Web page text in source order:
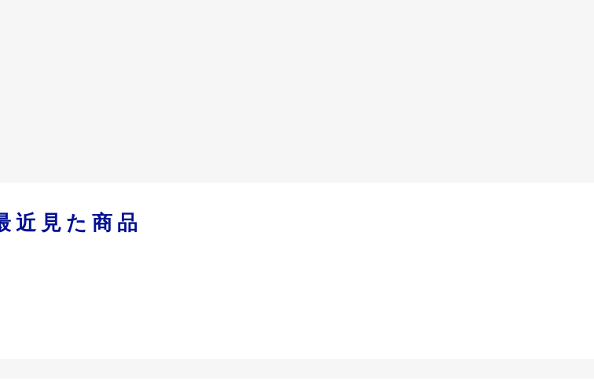
近見た商品